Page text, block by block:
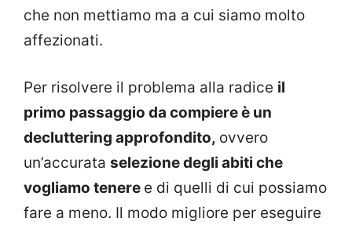
che non mettiamo ma a cui siamo molto
affezionati.
Per risolvere il problema alla radice il
primo passaggio da compiere è un
decluttering approfondito, ovvero
un’accurata selezione degli abiti che
vogliamo tenere e di quelli di cui possiamo
fare a meno. Il modo migliore per eseguire